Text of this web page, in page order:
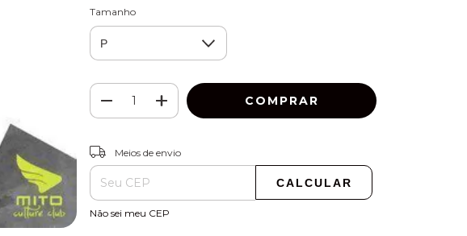
Tamanho
Entregas para o CEP:
Meios de envio
CALCULAR
Não sei meu CEP